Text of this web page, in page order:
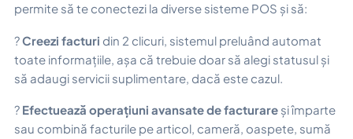
permite să te conectezi la diverse sisteme POS și să:
?Creezi facturi din 2 clicuri, sistemul preluând automat
toate informațiile, așa că trebuie doar să alegi statusul și
să adaugi servicii suplimentare, dacă este cazul.
? Efectuează operațiuni avansate de facturare și împarte
sau combină facturile pe articol, cameră, oaspete, sumă